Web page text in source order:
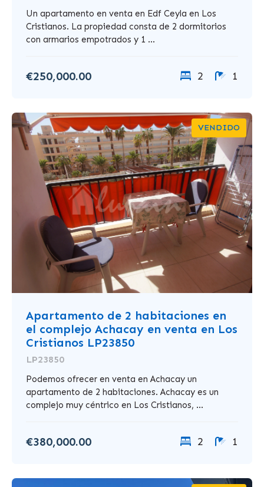
Un apartamento en venta en Edf Ceyla en Los
Cristianos. La propiedad consta de 2 dormitorios
con armarios empotrados y 1 ...
€250,000.00 2 1
VENDIDO
Apartamento de 2 habitaciones en
el complejo Achacay en venta en Los
Cristianos LP23850
LP23850
Podemos ofrecer en venta en Achacay un
apartamento de 2 habitaciones. Achacay es un
complejo muy céntrico en Los Cristianos, ...
€380,000.00 2 1